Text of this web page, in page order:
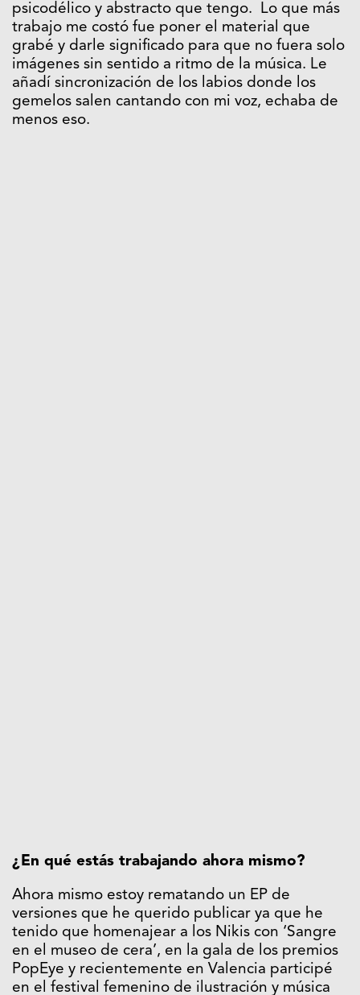
psicodélico y abstracto que tengo. Lo que más
trabajo me costó fue poner el material que
grabé y darle significado para que no fuera solo
imágenes sin sentido a ritmo de la música. Le
añadí sincronización de los labios donde los
gemelos salen cantando con mi voz, echaba de
menos eso.
¿En qué estás trabajando ahora mismo?
Ahora mismo estoy rematando un EP de
versiones que he querido publicar ya que he
tenido que homenajear a los Nikis con ‘Sangre
en el museo de cera’, en la gala de los premios
PopEye y recientemente en Valencia participé
en el festival femenino de ilustración y música